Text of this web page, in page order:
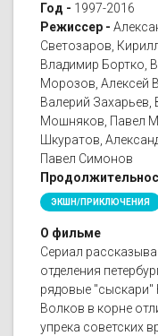
Год - 1997-2016
Режиссер -
Светозаров,
Владимир Бортко,
Морозов, Алексей
Валерий Захарьев,
Мошняков, Павел
Шкуратов,
Павел Симонов
ЭКШН/ПРИКЛЮЧЕНИЯ
О фильме
Сериал
отделения
рядовые "сыскари"
Волков в корне
упрека советских